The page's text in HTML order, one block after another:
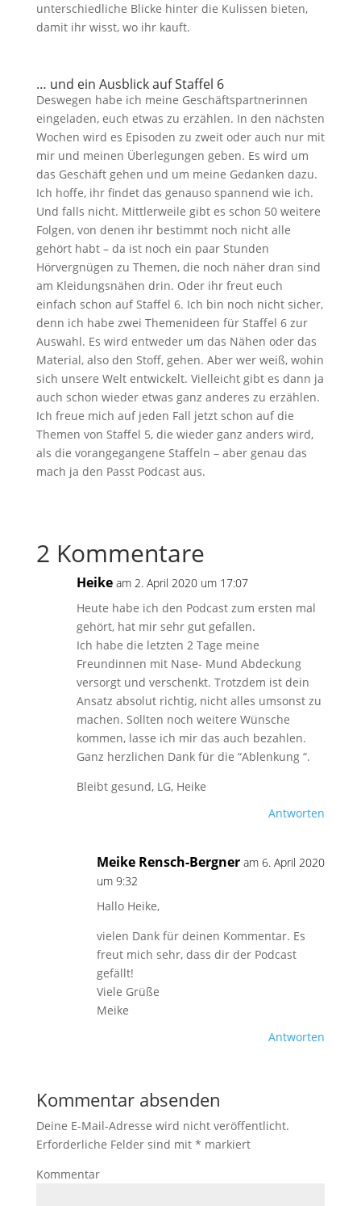
unterschiedliche Blicke hinter die Kulissen bieten,
damit ihr wisst, wo ihr kauft.
… und ein Ausblick auf Staffel 6
Deswegen habe ich meine Geschäftspartnerinnen
eingeladen, euch etwas zu erzählen. In den nächsten
Wochen wird es Episoden zu zweit oder auch nur mit
mir und meinen Überlegungen geben. Es wird um
das Geschäft gehen und um meine Gedanken dazu.
Ich hoffe, ihr findet das genauso spannend wie ich.
Und falls nicht. Mittlerweile gibt es schon 50 weitere
Folgen, von denen ihr bestimmt noch nicht alle
gehört habt – da ist noch ein paar Stunden
Hörvergnügen zu Themen, die noch näher dran sind
am Kleidungsnähen drin. Oder ihr freut euch
einfach schon auf Staffel 6. Ich bin noch nicht sicher,
denn ich habe zwei Themenideen für Staffel 6 zur
Auswahl. Es wird entweder um das Nähen oder das
Material, also den Stoff, gehen. Aber wer weiß, wohin
sich unsere Welt entwickelt. Vielleicht gibt es dann ja
auch schon wieder etwas ganz anderes zu erzählen.
Ich freue mich auf jeden Fall jetzt schon auf die
Themen von Staffel 5, die wieder ganz anders wird,
als die vorangegangene Staffeln – aber genau das
mach ja den Passt Podcast aus.
2 Kommentare
Heike am 2. April 2020 um 17:07
Heute habe ich den Podcast zum ersten mal
gehört, hat mir sehr gut gefallen.
Ich habe die letzten 2 Tage meine
Freundinnen mit Nase- Mund Abdeckung
versorgt und verschenkt. Trotzdem ist dein
Ansatz absolut richtig, nicht alles umsonst zu
machen. Sollten noch weitere Wünsche
kommen, lasse ich mir das auch bezahlen.
Ganz herzlichen Dank für die “Ablenkung “.
Bleibt gesund, LG, Heike
Antworten
Meike Rensch-Bergner am 6. April 2020
um 9:32
Hallo Heike,
vielen Dank für deinen Kommentar. Es
freut mich sehr, dass dir der Podcast
gefällt!
Viele Grüße
Meike
Antworten
Kommentar absenden
Deine E-Mail-Adresse wird nicht veröffentlicht.
Erforderliche Felder sind mit * markiert
Kommentar